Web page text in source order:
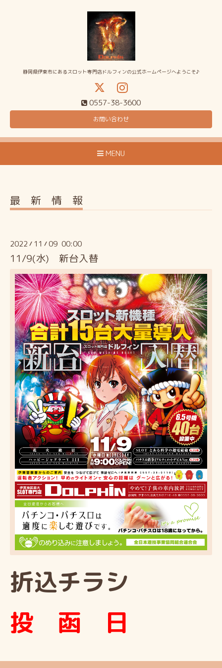
静岡県伊東市にあるスロット専門店ドルフィンの公式ホームページへようこそ♪
0557-38-3600
お問い合わせ
MENU
最 新 情 報
2022 / 11 /09 00:00
11/9(水) 新台入替
折込チラシ
投
函 日